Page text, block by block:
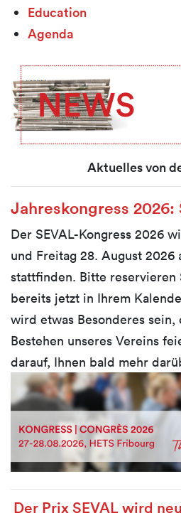
Education
Agenda
Aktuelles von
Jahreskongress 2026:
Der SEVAL-Kongress 2026
und Freitag 28. August 2026
stattfinden. Bitte reservieren
bereits jetzt in Ihrem
wird etwas Besonderes
Bestehen unseres Vereins
darauf, Ihnen bald mehr
Der Prix SEVAL wird